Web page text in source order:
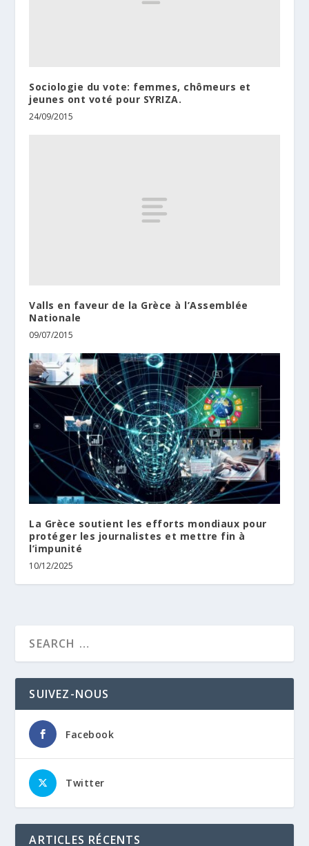
Sociologie du vote: femmes, chômeurs et
jeunes ont voté pour SYRIZA.
24/09/2015
Valls en faveur de la Grèce à l’Assemblée
Nationale
09/07/2015
La Grèce soutient les efforts mondiaux pour
protéger les journalistes et mettre fin à
l’impunité
10/12/2025
SUIVEZ-NOUS
Facebook
Twitter
ARTICLES RÉCENTS